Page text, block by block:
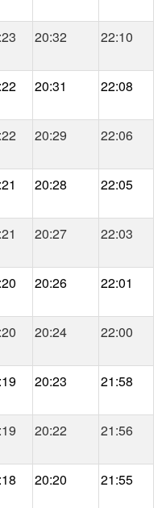
20:32 22:10
20:31 22:08
20:29 22:06
20:28 22:05
20:27 22:03
20:26 22:01
20:24 22:00
20:23 21:58
20:22 21:56
20:20 21:55